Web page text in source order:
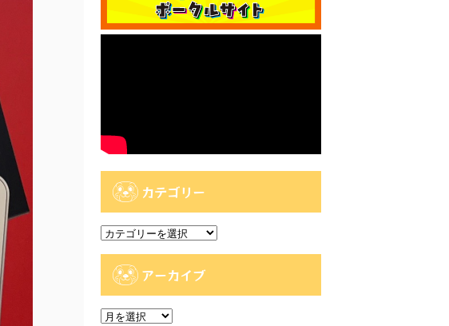
カテゴリー
カ
アーカイブ
ア